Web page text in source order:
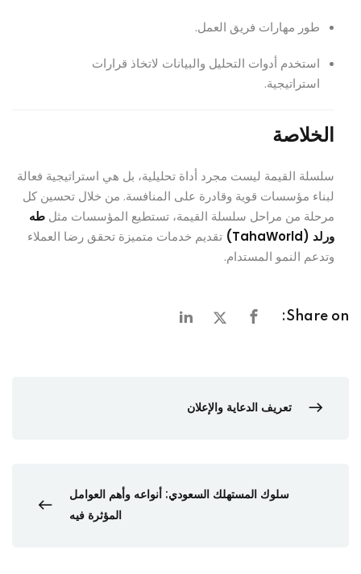
طور مهارات فريق العمل.
استخدم أدوات التحليل والبيانات لاتخاذ قرارات
استراتيجية.
الخلاصة
سلسلة القيمة ليست مجرد أداة تحليلية، بل هي استراتيجية فعالة
لبناء مؤسسات قوية وقادرة على المنافسة. من خلال تحسين كل
مرحلة من مراحل سلسلة القيمة، تستطيع المؤسسات مثل طه
ورلد (TahaWorld)
تقديم خدمات متميزة تحقق رضا العملاء
وتدعم النمو المستدام.
Share on:
تعريف الدعاية والإعلان
سلوك المستهلك السعودي: أنواعه وأهم العوامل
المؤثرة فيه